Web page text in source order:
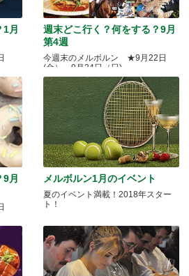
月
週末どこ行く？何をする？9月
第4週
今週末のメルボルン ★9月22日
(金）～9月24日（日)
月
メルボルン1月のイベント
夏のイベント満載！2018年スター
ト！